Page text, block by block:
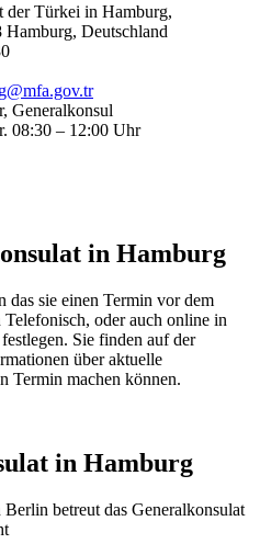
der Türkei in Hamburg,
Hamburg, Deutschland
Generalkonsul
08:30 – 12:00 Uhr
in Hamburg
das sie einen Termin vor dem
oder auch online in
Sie finden auf der
über aktuelle
Termin machen können.
in Hamburg
betreut das Generalkonsulat